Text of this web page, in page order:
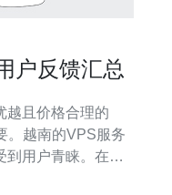
户反馈汇总
越且价格合理的
。越南的VPS服务
到用户青睐。在这